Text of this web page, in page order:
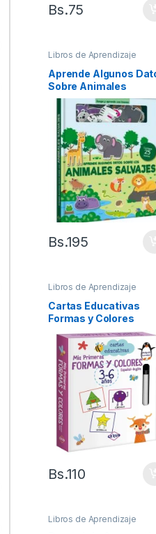
Bs.75
Libros de Aprendizaje
Aprende Algunos
Sobre Animales
Salvajes
Bs.195
Libros de Aprendizaje
Cartas Educativas
Formas y Colores
Bs.110
Libros de Aprendizaje